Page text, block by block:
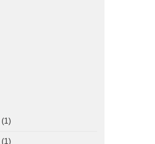
(1)
(1)